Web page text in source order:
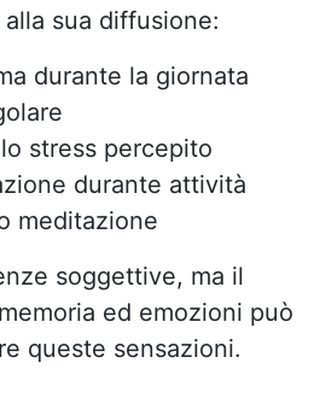
sua diffusione:
durante la giornata
stress percepito
durante attività
meditazione
soggettive, ma il
ed emozioni può
queste sensazioni.